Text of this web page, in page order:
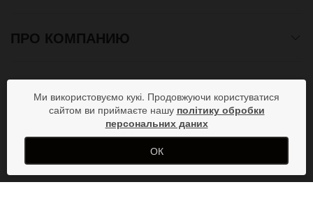
ПРО КОМПАНИЮ
СПОСОБЫ ОПЛАТЫ
ПРИСОЕДИНЯЙСЯ В СОЦСЕТЯХ
Ми використовуємо кукі. Продовжуючи користуватися
сайтом ви приймаєте нашу політику обробки
персональних даних
ОК